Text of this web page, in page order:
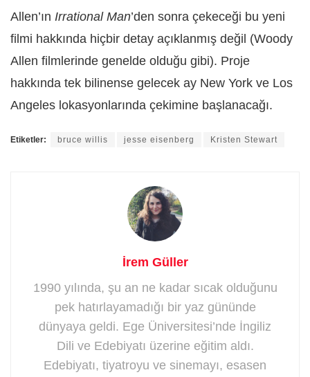
Allen’ın Irrational Man’den sonra çekeceği bu yeni
filmi hakkında hiçbir detay açıklanmış değil (Woody
Allen filmlerinde genelde olduğu gibi). Proje
hakkında tek bilinense gelecek ay New York ve Los
Angeles lokasyonlarında çekimine başlanacağı.
Etiketler: bruce willis jesse eisenberg Kristen Stewart
İrem Güller
1990 yılında, şu an ne kadar sıcak olduğunu
pek hatırlayamadığı bir yaz gününde
dünyaya geldi. Ege Üniversitesi’nde İngiliz
Dili ve Edebiyatı üzerine eğitim aldı.
Edebiyatı, tiyatroyu ve sinemayı, esasen